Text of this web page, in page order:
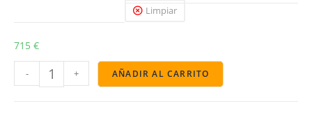
Limpiar
715 €
- + AÑADIR AL CARRITO